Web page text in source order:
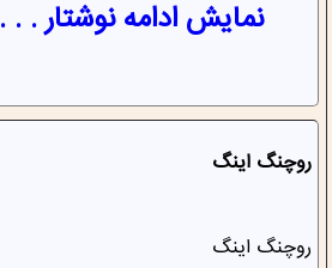
نمایش ادامه نوشتار . . .
روچنگ اینگ
روچنگ اینگ